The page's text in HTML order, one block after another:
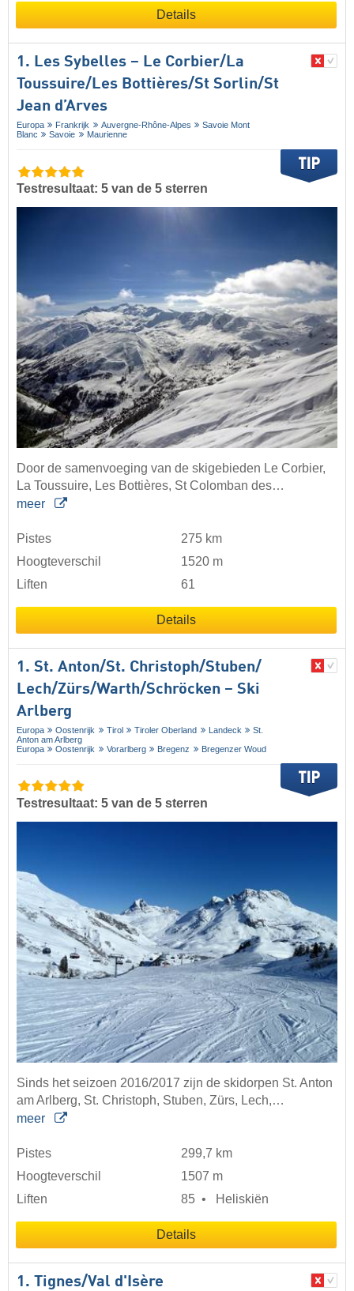
Details
1. Les Sybelles – Le Corbier/​La
Toussuire/​Les Bottières/​St Sorlin/​St
Jean d’Arves
Europa Frankrijk Auvergne-Rhône-Alpes
Savoie Mont
Blanc
Savoie Maurienne
Testresultaat: 5 van de 5 sterren
Door de samenvoeging van de skigebieden Le Corbier,
La Toussuire, Les Bottières, St Colomban des…
meer
Pistes
275 km
Hoogteverschil
1520 m
Liften
61
Details
1. St. Anton/​St. Christoph/​Stuben/​
Lech/​Zürs/​Warth/​Schröcken – Ski
Arlberg
Europa Oostenrijk Tirol Tiroler Oberland Landeck
St.
Anton am Arlberg
Europa
Oostenrijk Vorarlberg Bregenz Bregenzer Woud
Testresultaat: 5 van de 5 sterren
Sinds het seizoen 2016/2017 zijn de skidorpen St. Anton
am Arlberg, St. Christoph, Stuben, Zürs, Lech,…
meer
Pistes
299,7 km
Hoogteverschil
1507 m
Liften
85 Heliskiën
Details
1. Tignes/​Val d'Isère